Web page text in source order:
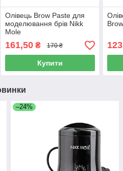
Олівець Brow Paste для
моделювання брів Nikk
Mole
161,50₴ 170 ₴
Купити
–24%